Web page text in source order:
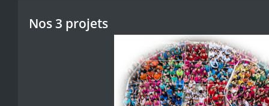
Nos 3 projets